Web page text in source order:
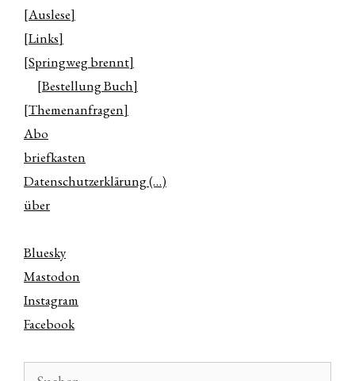
[Auslese]
[Links]
[Springweg brennt]
[Bestellung Buch]
[Themenanfragen]
Abo
briefkasten
Datenschutzerklärung (…)
über
Bluesky
Mastodon
Instagram
Facebook